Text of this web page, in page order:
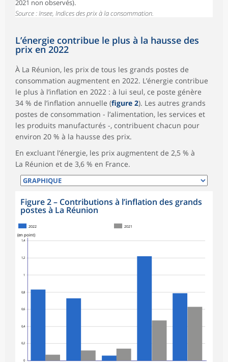
2021 non observés).
Source : Insee, Indices des prix à la consommation.
L’énergie contribue le plus à la hausse des
prix en 2022
À La Réunion, les prix de tous les grands postes de
consommation augmentent en 2022. L’énergie contribue
le plus à l’inflation en 2022 : à lui seul, ce poste génère
34 % de l’inflation annuelle (figure 2). Les autres grands
postes de consommation - l’alimentation, les services et
les produits manufacturés -, contribuent chacun pour
environ 20 % à la hausse des prix.
En excluant l’énergie, les prix augmentent de 2,5 % à
La Réunion et de 3,6 % en France.
Figure 2– Contributions à l’inflation des grands
postes à La Réunion
0
0,2
0,4
0,6
0,8
1
1,2
1,4
(en point)
2022 2021